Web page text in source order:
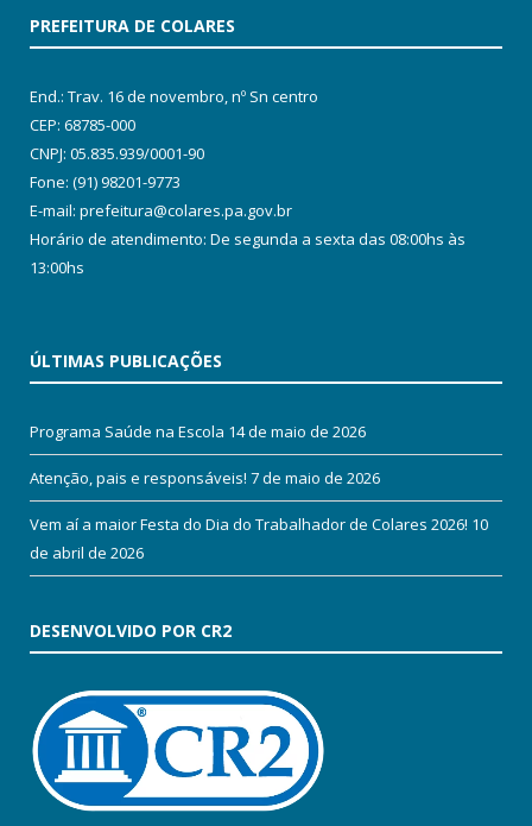
PREFEITURA DE COLARES
End.: Trav. 16 de novembro, nº Sn centro
CEP: 68785-000
CNPJ: 05.835.939/0001-90
Fone: (91) 98201-9773
E-mail: prefeitura@colares.pa.gov.br
Horário de atendimento: De segunda a sexta das 08:00hs às
13:00hs
ÚLTIMAS PUBLICAÇÕES
Programa Saúde na Escola 14 de maio de 2026
Atenção, pais e responsáveis! 7 de maio de 2026
Vem aí a maior Festa do Dia do Trabalhador de Colares 2026! 10
de abril de 2026
DESENVOLVIDO POR CR2